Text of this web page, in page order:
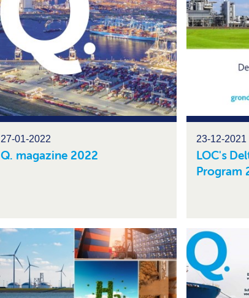
27-01-2022
Q. magazine 2022
23-12-2021
LOC's
Program